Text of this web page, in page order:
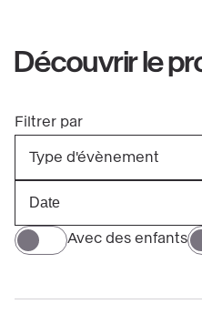
Découvrir le
Filtrer par
Un
clic
filtre
Type d'évènement
Avec des enfants